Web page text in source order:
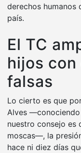
derechos humanos
país.
El TC
hijos
falsas
Lo cierto es que
Alves —conociendo
nuestro consejo es
moscas—, la
hace ni diez días